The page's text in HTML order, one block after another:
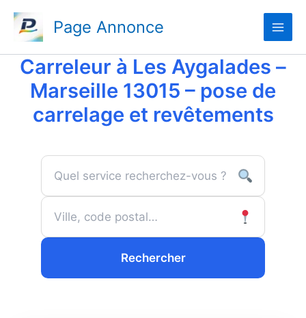
contenu
Page Annonce
Carreleur à Les Aygalades –
Marseille 13015 – pose de
carrelage et revêtements
Rechercher